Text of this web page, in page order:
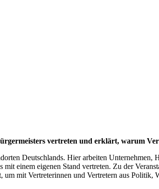
vertreten und erklärt, warum
Deutschlands. Hier arbeiten Unternehmen,
mit einem eigenen Stand vertreten. Zu der
mit Vertreterinnen und Vertretern aus Politik,